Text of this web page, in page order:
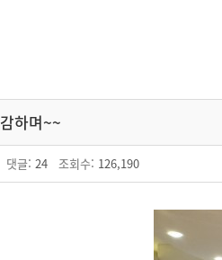
하며~~
댓글: 24 조회수: 126,190